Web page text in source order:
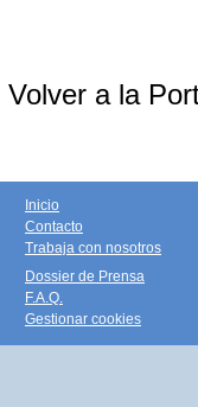
Volver a la
Inicio
Contacto
Trabaja con nosotros
Dossier de Prensa
F.A.Q.
Gestionar cookies